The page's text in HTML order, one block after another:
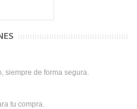
siempre de forma segura.
tu compra.